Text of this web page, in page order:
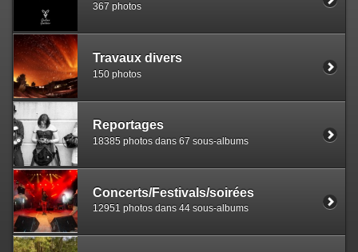
367 photos
Travaux divers
150 photos
Reportages
18385 photos dans 67 sous-albums
Concerts/Festivals/soirées
12951 photos dans 44 sous-albums